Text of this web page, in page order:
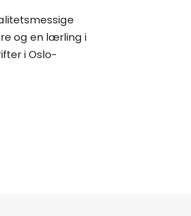
og en lærling i
i Oslo-